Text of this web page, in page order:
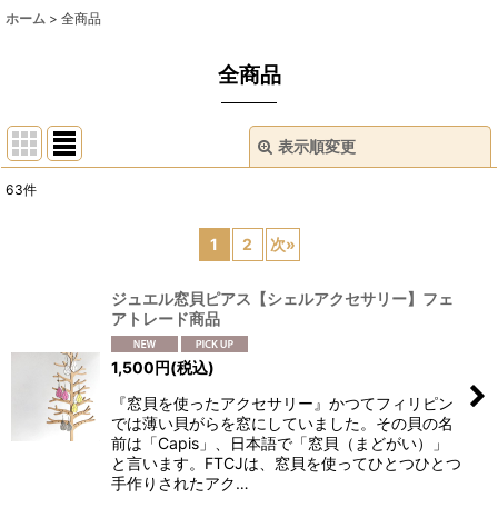
ホーム > 全商品
全商品
表示順変更
絞り込む
63件
1 2 次»
ジュエル窓貝ピアス【シェルアクセサリー】フェ
アトレード商品
1,500円(税込)
『窓貝を使ったアクセサリー』かつてフィリピン
では薄い貝がらを窓にしていました。その貝の名
前は「Capis」、日本語で「窓貝（まどがい）」
と言います。FTCJは、窓貝を使ってひとつひとつ
手作りされたアク…